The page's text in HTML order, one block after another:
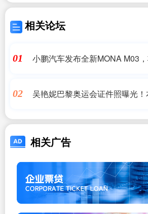
相关论坛
01
小鹏汽车发布全新MONA M03
02
吴艳妮巴黎奥运会证件照曝光！
相关广告